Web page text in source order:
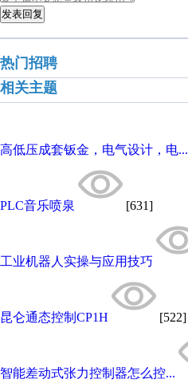
发表回复
热门招聘
相关主题
高低压成套钣金，电气设计，电...
PLC音乐喷泉 [631]
工业机器人实操与应用技巧
昆仑通态控制CP1H [522]
智能差动式张力控制器怎么控...